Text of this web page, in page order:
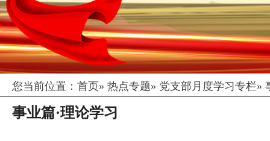
您当前位置： 首页» 热点专题» 党支部月度学习专栏»
事业篇·理论学习